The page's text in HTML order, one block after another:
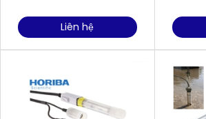
Liên hệ